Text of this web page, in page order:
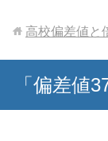
高校偏差値と
「偏差値